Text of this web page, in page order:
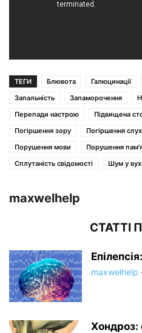
ТЕГИ Блювота Галюцинації
Запальність
Запаморочення
Перепади настрою
Підвищена
Погіршення зору
Погіршення
Порушення мови
Порушення
Сплутаність свідомості
Шум у
maxwelhelp
СТАТТІ
maxwelhelp
Хондроз: